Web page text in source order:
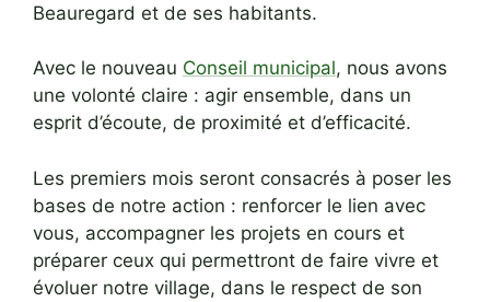
Beauregard et de ses habitants.
Avec le nouveau Conseil municipal, nous avons
une volonté claire : agir ensemble, dans un
esprit d’écoute, de proximité et d’efficacité.
Les premiers mois seront consacrés à poser les
bases de notre action : renforcer le lien avec
vous, accompagner les projets en cours et
préparer ceux qui permettront de faire vivre et
évoluer notre village, dans le respect de son